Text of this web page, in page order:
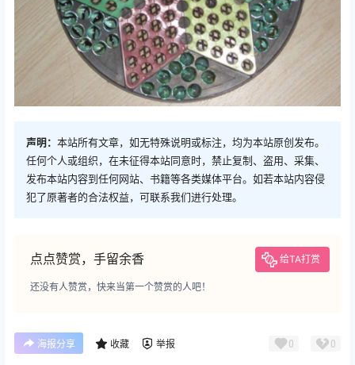
声明： 本站所有文章，如无特殊说明或标注，均为本站原创发布。
任何个人或组织，在未征得本站同意时，禁止复制、盗用、采集、
发布本站内容到任何网站、书籍等各类媒体平台。如若本站内容侵
犯了原著者的合法权益，可联系我们进行处理。
点点赞赏，手留余香 给TA打赏
还没有人赞赏，快来当第一个赞赏的人吧！
海报分享 收藏 举报 0 0